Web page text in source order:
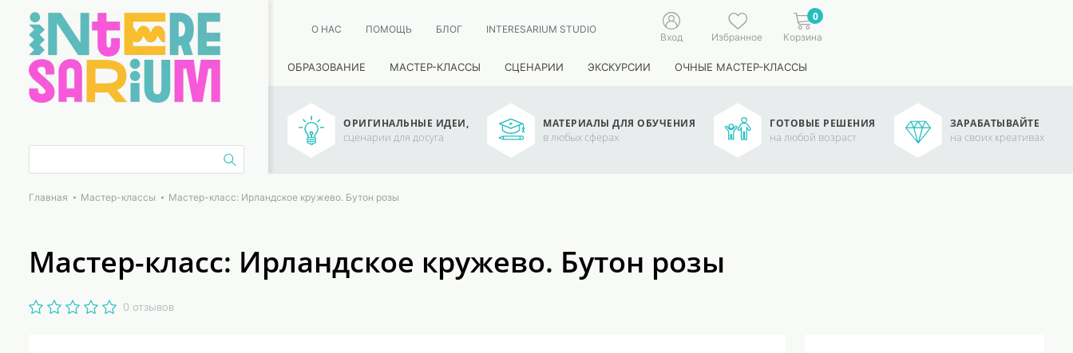
О НАС ПОМОЩЬ БЛОГ INTERESARIUM STUDIO
Вход Избранное
0
Корзина
ОБРАЗОВАНИЕ МАСТЕР-КЛАССЫ СЦЕНАРИИ ЭКСКУРСИИ ОЧНЫЕ МАСТЕР-КЛАССЫ
ОРИГИНАЛЬНЫЕ ИДЕИ,
сценарии для досуга
МАТЕРИАЛЫ ДЛЯ ОБУЧЕНИЯ
в любых сферах
ГОТОВЫЕ РЕШЕНИЯ
на любой возраст
ЗАРАБАТЫВАЙТЕ
на своих креативах
Главная Мастер-классы Мастер-класс: Ирландское кружево. Бутон розы
Мастер-класс: Ирландское кружево. Бутон розы
0 отзывов